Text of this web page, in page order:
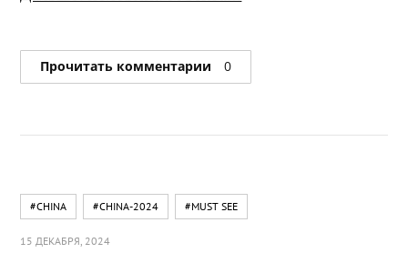
Прочитать комментарии 0
#CHINA #CHINA-2024 #MUST SEE
15 ДЕКАБРЯ, 2024